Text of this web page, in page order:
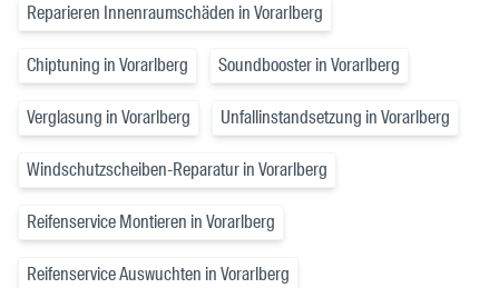
Reparieren Innenraumschäden in Vorarlberg
Chiptuning in Vorarlberg Soundbooster in Vorarlberg
Verglasung in Vorarlberg Unfallinstandsetzung in Vorarlberg
Windschutzscheiben-Reparatur in Vorarlberg
Reifenservice Montieren in Vorarlberg
Reifenservice Auswuchten in Vorarlberg